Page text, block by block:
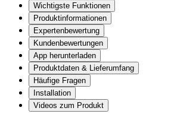
Wichtigste Funktionen
Produktinformationen
Expertenbewertung
Kundenbewertungen
App herunterladen
Produktdaten & Lieferumfang
Häufige Fragen
Installation
Videos zum Produkt